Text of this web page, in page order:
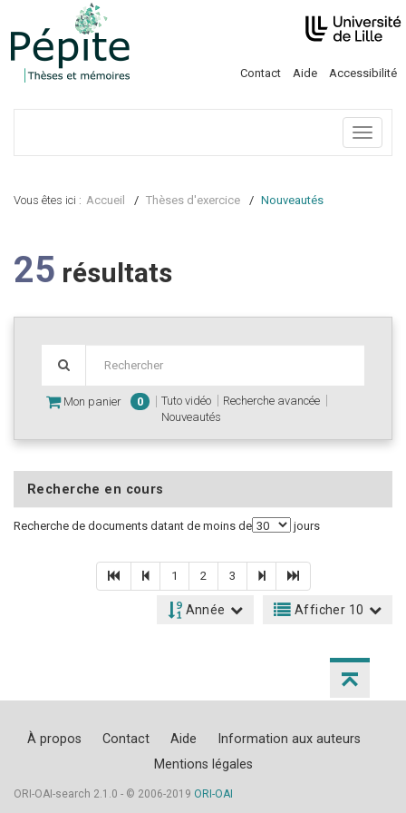
Contact Aide Accessibilité
Menu
Vous êtes ici : Accueil Thèses d'exercice Nouveautés
25 résultats
Mon panier 0 Tuto vidéo
Recherche avancée
Nouveautés
Recherche en cours
Recherche de documents datant de moins de jours
1 2 3
Année Afficher 10
À propos Contact Aide
Information aux auteurs
Mentions légales
ORI-OAI-search 2.1.0 - © 2006-2019 ORI-OAI